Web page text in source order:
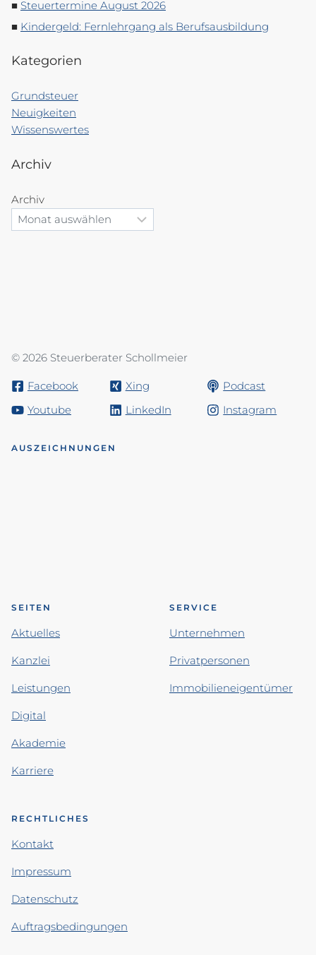
Steuertermine August 2026
Kindergeld: Fernlehrgang als Berufsausbildung
Kategorien
Grundsteuer
Neuigkeiten
Wissenswertes
Archiv
Archiv
© 2026 Steuerberater Schollmeier
Facebook Xing
Podcast
Youtube
LinkedIn Instagram
AUSZEICHNUNGEN
SEITEN
Aktuelles
Kanzlei
Leistungen
Digital
Akademie
Karriere
SERVICE
Unternehmen
Privatpersonen
Immobilieneigentümer
RECHTLICHES
Kontakt
Impressum
Datenschutz
Auftragsbedingungen